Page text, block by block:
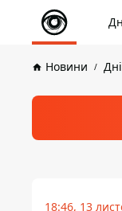
Новини
18:46, 13